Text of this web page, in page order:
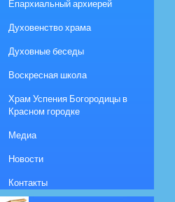
Епархиальный архиерей
Духовенство храма
Духовные беседы
Воскресная школа
Храм Успения Богородицы в
Красном городке
Медиа
Новости
Контакты